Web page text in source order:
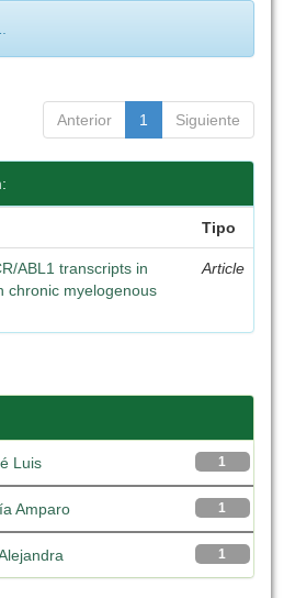
Anterior 1 Siguiente
Tipo
ABL1 transcripts in
chronic myelogenous
Article
1
Luis
1
Amparo
1